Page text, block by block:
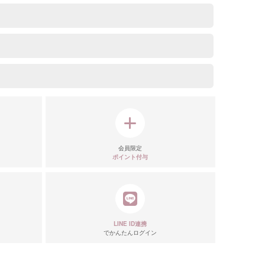
会員限定
ポイント付与
LINE ID連携
でかんたんログイン